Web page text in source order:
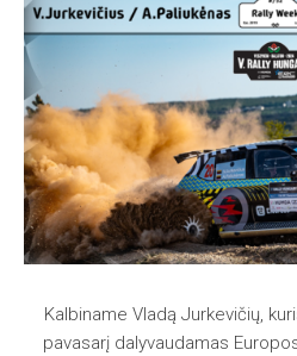
Kalbiname Vladą Jurkevičių,
pavasarį dalyvaudamas